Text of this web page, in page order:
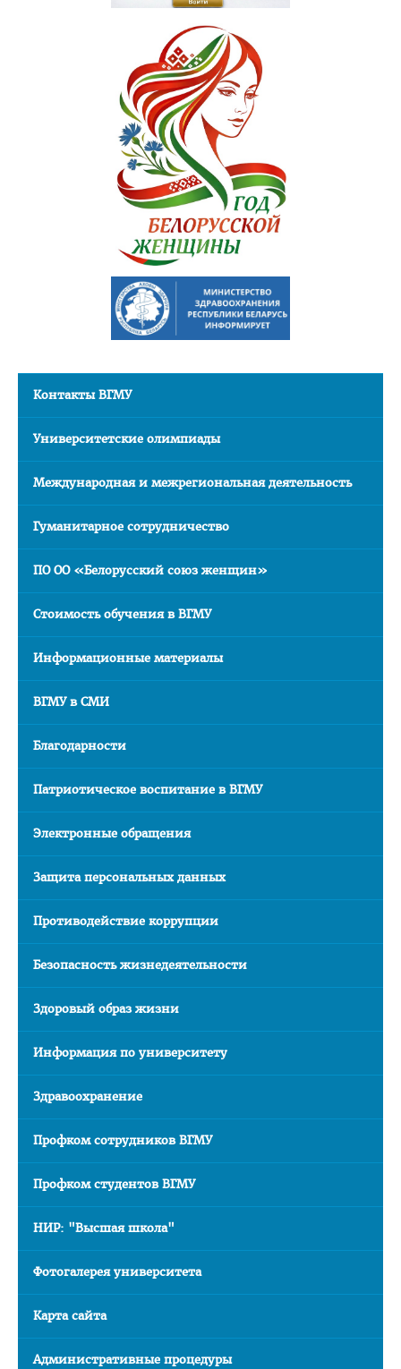
Порядок приема для граждан Республики Беларусь
Программы клинической ординатуры
Материалы для подготовки к квалификационному экзамену
Руководители клинической ординатуры
Вопросы к вступительным экзаменам
Информация для поступающих в клиническую ординатуру
Форма отчета клинического ординатора
Нормативные документы
Аспирантура/Докторантура
Подтверждение квалификации (педиатрия)
Подтверждение квалификации (провизоры)
Подтверждение квалификации (стоматология)
Перераспределение
Сектор поддержки молодых специалистов и интернов
Школа молодого специалиста
ИНОСТРАННЫМ ГРАЖДАНАМ
Учебный процесс
План летнего приема иностранных граждан в 2026 году
Подача документов для поступления
Стоимость обучения и др. расходы
Клиническая ординатура
Подача документов
Информация для рекрутинговых компаний
Официальные представители
Наши лучшие выпускники
Воспитательная работа
Информационно - консультационный пункт
Для граждан РФ
Проморолики о ВГМУ
О трудоустройстве
РБ
НАУКА
Контакты ВГМУ
Университетские олимпиады
Международная и межрегиональная деятельность
Гуманитарное сотрудничество
ПО ОО «Белорусский союз женщин»
Стоимость обучения в ВГМУ
Информационные материалы
ВГМУ в СМИ
Благодарности
Патриотическое воспитание в ВГМУ
Электронные обращения
Защита персональных данных
Противодействие коррупции
Безопасность жизнедеятельности
Здоровый образ жизни
Информация по университету
Здравоохранение
Профком сотрудников ВГМУ
Профком студентов ВГМУ
НИР: "Высшая школа"
Фотогалерея университета
Карта сайта
Административные процедуры